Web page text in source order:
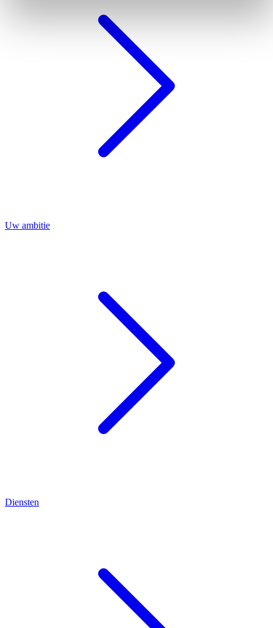
Uw ambitie
Diensten